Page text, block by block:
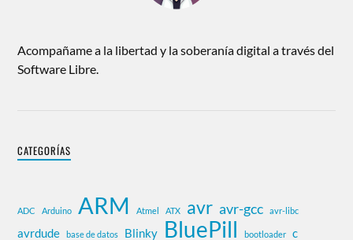
Acompañame a la libertad y la soberanía digital a través del
Software Libre.
CATEGORÍAS
ADC Arduino ARM Atmel ATX avr avr-gcc avr-libc
avrdude base de datos Blinky BluePill bootloader c